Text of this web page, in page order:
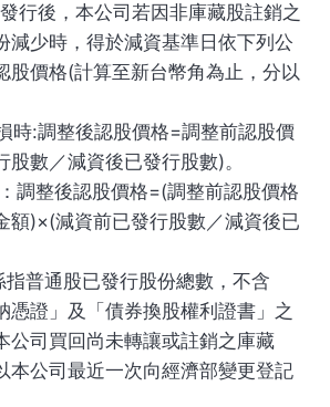
行後，本公司若因非庫藏股註銷之
減少時，得於減資基準日依下列公
股價格(計算至新台幣角為止，分以
時:調整後認股價格=調整前認股價
數／減資後已發行股數)。
調整後認股價格=(調整前認股價格
額)×(減資前已發行股數／減資後已
指普通股已發行股份總數，不含
憑證」及「債券換股權利證書」之
公司買回尚未轉讓或註銷之庫藏
本公司最近一次向經濟部變更登記